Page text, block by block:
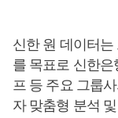
신한 원 데이터
를 목표로 신한은
프 등 주요 그룹
자 맞춤형 분석